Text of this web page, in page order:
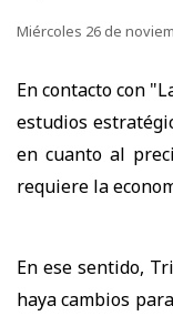
Miércoles 26 de
En contacto con
estudios
en cuanto al
requiere la
En ese sentido,
haya cambios